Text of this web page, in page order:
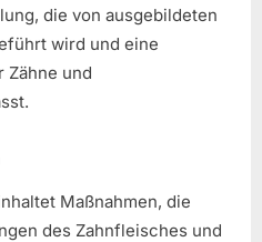
die von ausgebildeten
wird und eine
Zähne und
Maßnahmen, die
des Zahnfleisches und